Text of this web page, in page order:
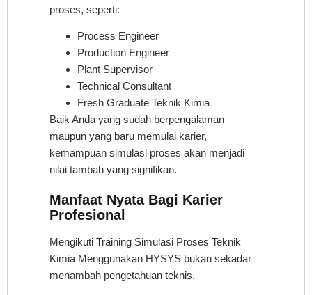
proses, seperti:
Process Engineer
Production Engineer
Plant Supervisor
Technical Consultant
Fresh Graduate Teknik Kimia
Baik Anda yang sudah berpengalaman
maupun yang baru memulai karier,
kemampuan simulasi proses akan menjadi
nilai tambah yang signifikan.
Manfaat Nyata Bagi Karier
Profesional
Mengikuti Training Simulasi Proses Teknik
Kimia Menggunakan HYSYS bukan sekadar
menambah pengetahuan teknis.